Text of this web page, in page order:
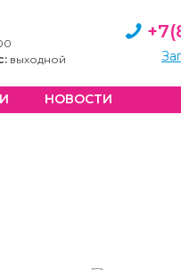
выходной
НОВОСТИ